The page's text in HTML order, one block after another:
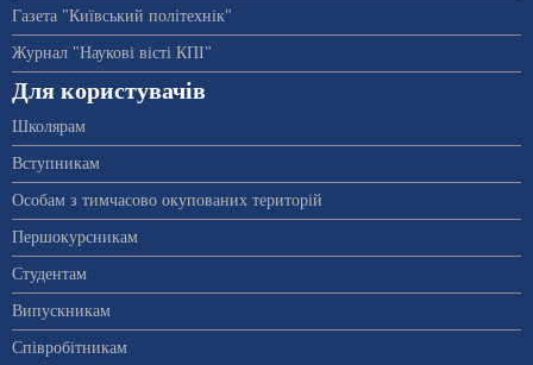
Газета "Київський політехнік"
Журнал "Наукові вісті КПІ"
Для користувачів
Школярам
Вступникам
Особам з тимчасово окупованих територій
Першокурсникам
Студентам
Випускникам
Співробітникам